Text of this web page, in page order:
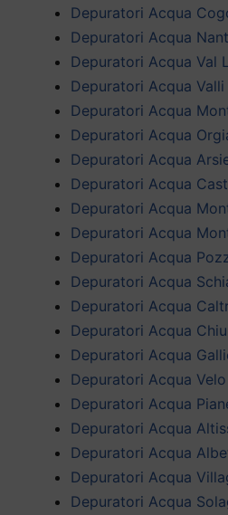
Depuratori Acqua
Depuratori Acqua
Depuratori Acqua Val
Depuratori Acqua
Depuratori Acqua
Depuratori Acqua
Depuratori Acqua
Depuratori Acqua
Depuratori Acqua
Depuratori Acqua
Depuratori Acqua
Depuratori Acqua
Depuratori Acqua
Depuratori Acqua
Depuratori Acqua
Depuratori Acqua Velo
Depuratori Acqua
Depuratori Acqua
Depuratori Acqua
Depuratori Acqua
Depuratori Acqua